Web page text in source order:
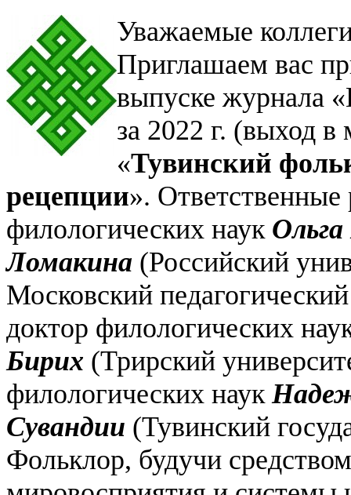
Уважаемые
Приглашаем вас
выпуске журнала
за 2022 г. (выход
«Тувинский
рецепции».
филологических наук
Ломакина (Российский
Московский
доктор филологических
Бирих (Трирский
филологических наук
Сувандии (Тувинский
Фольклор, будучи